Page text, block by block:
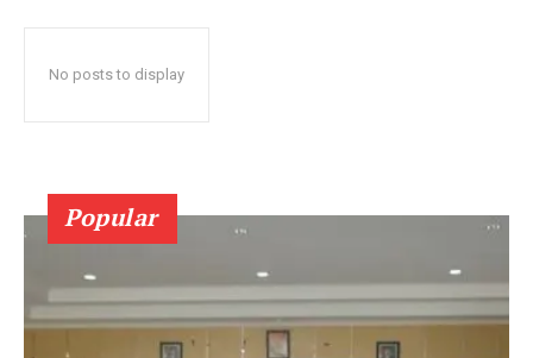
No posts to display
Popular